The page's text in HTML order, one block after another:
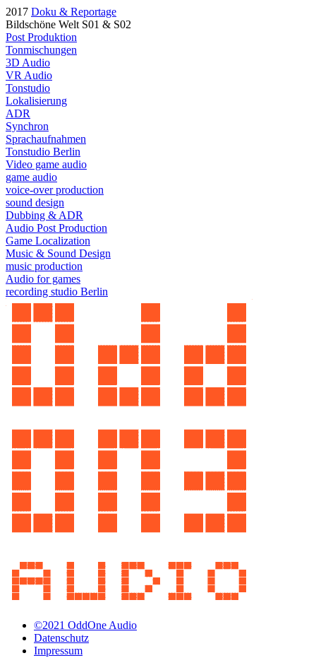
2017 Doku & Reportage
Bildschöne Welt S01 & S02
Post Produktion
Tonmischungen
3D Audio
VR Audio
Tonstudio
Lokalisierung
ADR
Synchron
Sprachaufnahmen
Tonstudio Berlin
Video game audio
game audio
voice-over production
sound design
Dubbing & ADR
Audio Post Production
Game Localization
Music & Sound Design
music production
Audio for games
recording studio Berlin
©2021 OddOne Audio
Datenschutz
Impressum